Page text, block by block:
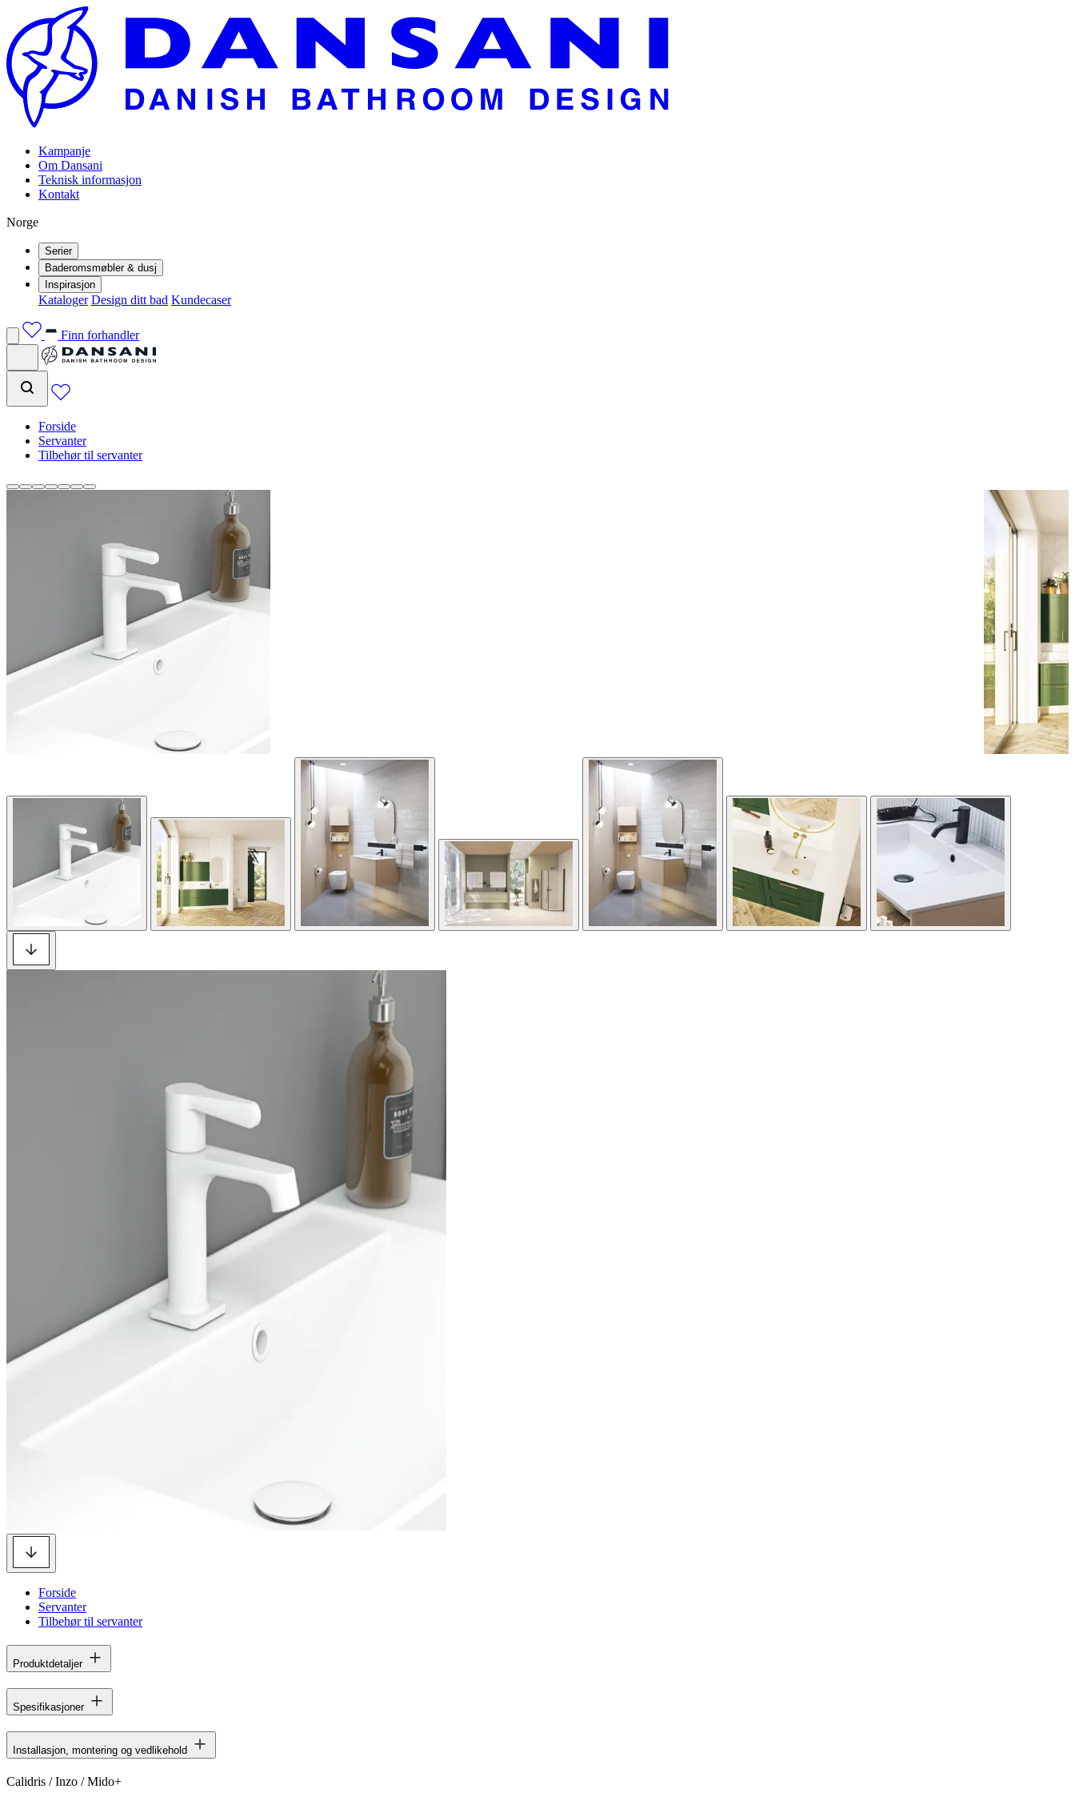
Kampanje
Om Dansani
Teknisk informasjon
Kontakt
Norge
Serier
Baderomsmøbler & dusj
Inspirasjon
Kataloger Design ditt bad Kundecaser
Finn forhandler
Forside
Servanter
Tilbehør til servanter
Forside
Servanter
Tilbehør til servanter
Produktdetaljer
Spesifikasjoner
Installasjon, montering og vedlikehold
Calidris / Inzo / Mido+